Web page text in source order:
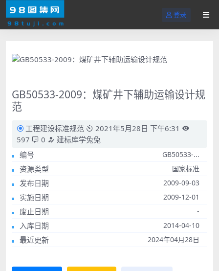
登录
GB50533-2009：煤矿井下辅助运输设计规
范
工程建设标准规范
2021年5月28日 下午6:31
597
0
建标库学兔兔
编号
GB50533-...
资源类型 国家标准
发布日期 2009-09-03
实施日期 2009-12-01
废止日期 -
入库日期 2014-04-10
最近更新 2024年04月28日